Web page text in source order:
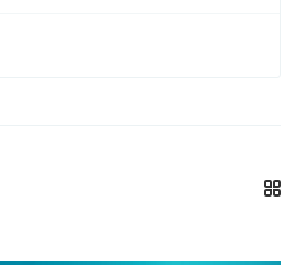
ТЕРРОРИЗМУ И